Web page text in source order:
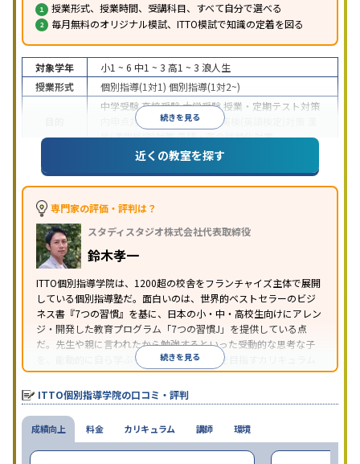
授業形式、授業時間、受講科目、すべて自分で選べる
毎月無料のオリジナル模試、ITTO模試で知識の定着を図る
続きを見る
対象学年 小1 ~ 6 中1 ~ 3 高1 ~ 3 浪人生
授業形式
個別指導(1対1) 個別指導(1対2~)
中学受験高校受験大学受験 授業・定期テスト対策
内申点対策
学習習慣の定着 英検(英語検定)対策
検(漢字検定)対策英語・英会話特化対策
1科目から受講可能季節講習のみの受講可
※2023年3月調査。小学校高学年の個別指導塾アンケート調査方法を参
近くの教室を探す
専門家の評価・評判は？
スタディスタジオ株式会社代表取締役
鈴木孝一
ITTO個別指導学院は、1200超の校舎をフランチャイズ主体で展開
している個別指導塾だ。面白いのは、世界的ベストセラーのビジ
ネス書『7つの習慣』を基に、日本の小・中・高校生向けにアレン
ジ・開発した教育プログラム「7つの習慣J」を提供している点
だ。先生や親に言われたから勉強するといった受動的な思考な子
を、能動的に自ら学ぶ子に育てていくことを目指すカリキュラム
である。個別指導の授業とは別に、集団授業形式の特別講座とし
て別料金で提供されるので、単なる成績アップ以上の、子どもの
心の成長を求める家庭にオススメだ。
続きを見る
ITTO個別指導学院の口コミ・評判
成績向上 料金 カリキュラム 講師 環境